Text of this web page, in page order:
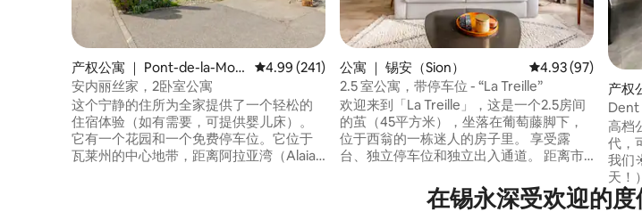
产权公寓 ｜ Pont-de-la-Mor
ge (Sion
平均评分 4.99 分（满分 5 分），共 241 条评价
4.99 (241)
安内丽丝家，2卧室公寓
这个宁静的住所为全家提供了一个轻松的
住宿体验（如有需要，可提供婴儿床）。
它有一个花园和一个免费停车位。它位于
瓦莱州的中心地带，距离阿拉亚湾（Alaia
公寓 ｜ 锡安（Sion） 平均评分 4.93 分
4.93 (97)
2.5 室公寓，带停车位 - “La Treille”
欢迎来到「La Treille」，这是一个2.5房间
的茧（45平方米），坐落在葡萄藤脚下，
位于西翁的一栋迷人的房子里。 享受露
台、独立停车位和独立出入通道。 距离市
尽情享受大自然的宁静，同时仍然靠近一
产权
Dent
高档
代，
我们
天！）。 位于美丽的萨维
距离
好的
在锡永深受欢迎的